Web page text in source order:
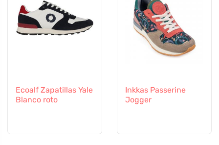
Ecoalf Zapatillas Yale
Blanco roto
Inkkas Passerine
Jogger